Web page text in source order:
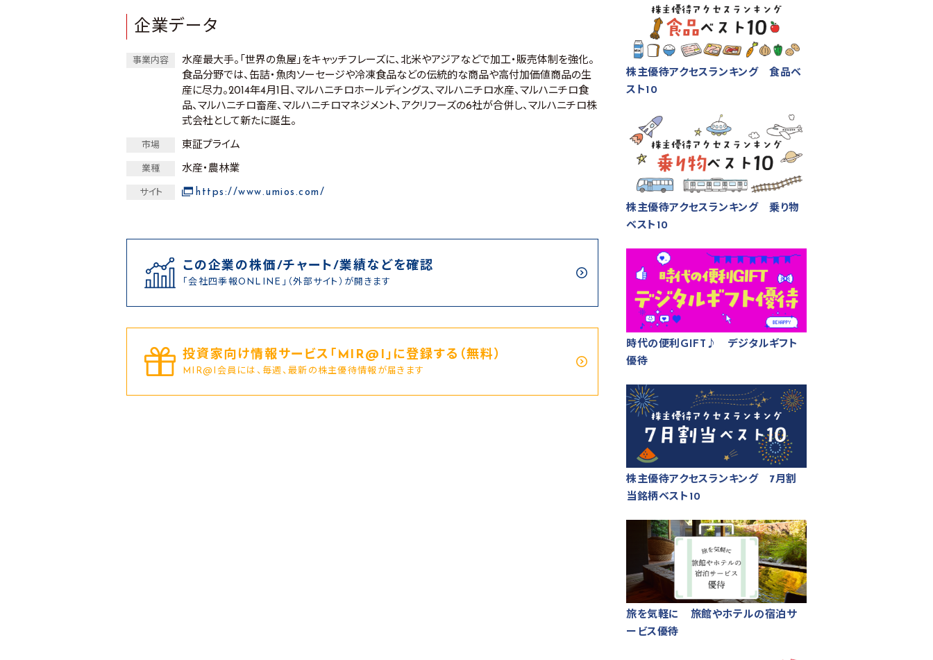
企業データ
事業内容
水産最大手。「世界の魚屋」をキャッチフレーズに、北米やアジアなどで加工・販売体制を強化。
食品分野では、缶詰・魚肉ソーセージや冷凍食品などの伝統的な商品や高付加価値商品の生
産に尽力。2014年4月1日、マルハニチロホールディングス、マルハニチロ水産、マルハニチロ食
品、マルハニチロ畜産、マルハニチロマネジメント、アクリフーズの6社が合併し、マルハニチロ株
式会社として新たに誕生。
市場 東証プライム
業種 水産・農林業
サイト https://www.umios.com/
この企業の株価/チャート/業績などを確認
「会社四季報ONLINE」（外部サイト）が開きます
投資家向け情報サービス｢MIR@I｣に登録する（無料）
MIR@I会員には、毎週、最新の株主優待情報が届きます
株主優待アクセスランキング 食品ベ
スト10
株主優待アクセスランキング 乗り物
ベスト10
時代の便利GIFT♪ デジタルギフト
優待
株主優待アクセスランキング 7月割
当銘柄ベスト10
旅を気軽に 旅館やホテルの宿泊サ
ービス優待